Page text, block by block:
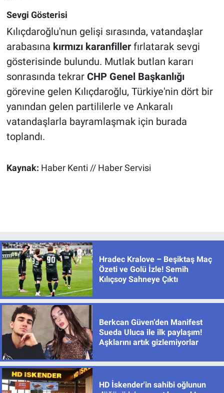
Sevgi Gösterisi
Kılıçdaroğlu'nun gelişi sırasında, vatandaşlar
arabasına kırmızı karanfillerfırlatarak sevgi
gösterisinde bulundu. Mutlak butlan kararı
sonrasında tekrar CHP Genel Başkanlığı
görevine gelen Kılıçdaroğlu, Türkiye'nin dört bir
yanından gelen partililerle ve Ankaralı
vatandaşlarla bayramlaşmak için burada
toplandı.
Kaynak: Haber Kenti // Haber Servisi
Hradec Kralove – Beşiktaş Maç
Özeti ve Golü İzle! Semih
Kılıçsoy Sahneye Çıktı
Berkcan Güven’den Manifest
Sueda Uluca ile ilk paylaşım!
Aşklarını artık gizlemiyorlar
HD İskender'in sahibi oğlunun